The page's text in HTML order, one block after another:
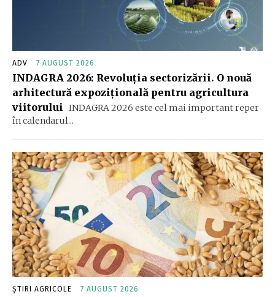
ADV 7 AUGUST 2026
INDAGRA 2026: Revoluția sectorizării. O nouă
arhitectură expozițională pentru agricultura
viitorului INDAGRA 2026 este cel mai important reper
în calendarul...
ȘTIRI AGRICOLE 7 AUGUST 2026